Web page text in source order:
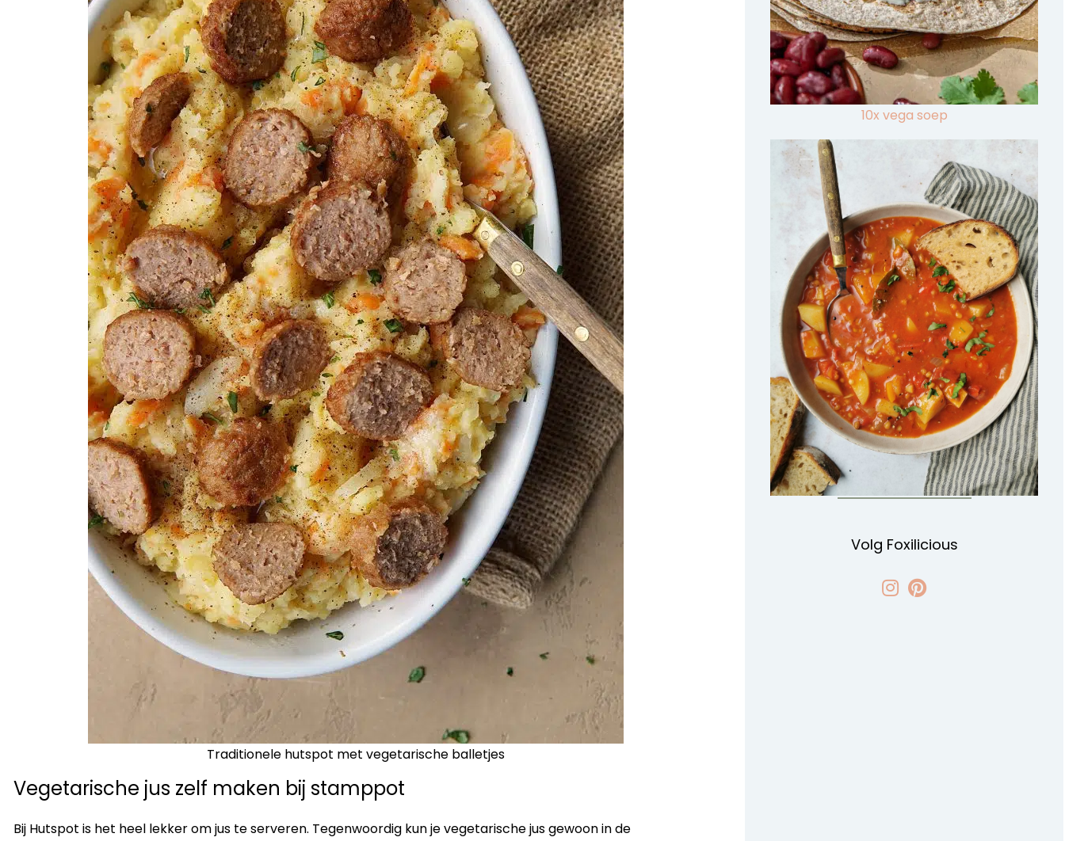
Traditionele hutspot met vegetarische balletjes
Vegetarische jus zelf maken bij stamppot
Bij Hutspot is het heel lekker om jus te serveren. Tegenwoordig kun je vegetarische jus gewoon in de
10x vega soep
Volg Foxilicious